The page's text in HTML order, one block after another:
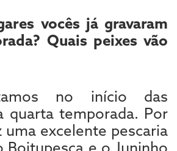
vocês já gravaram
Quais peixes vão
no início das
quarta temporada. Por
uma excelente pescaria
Boitupesca e o Juninho